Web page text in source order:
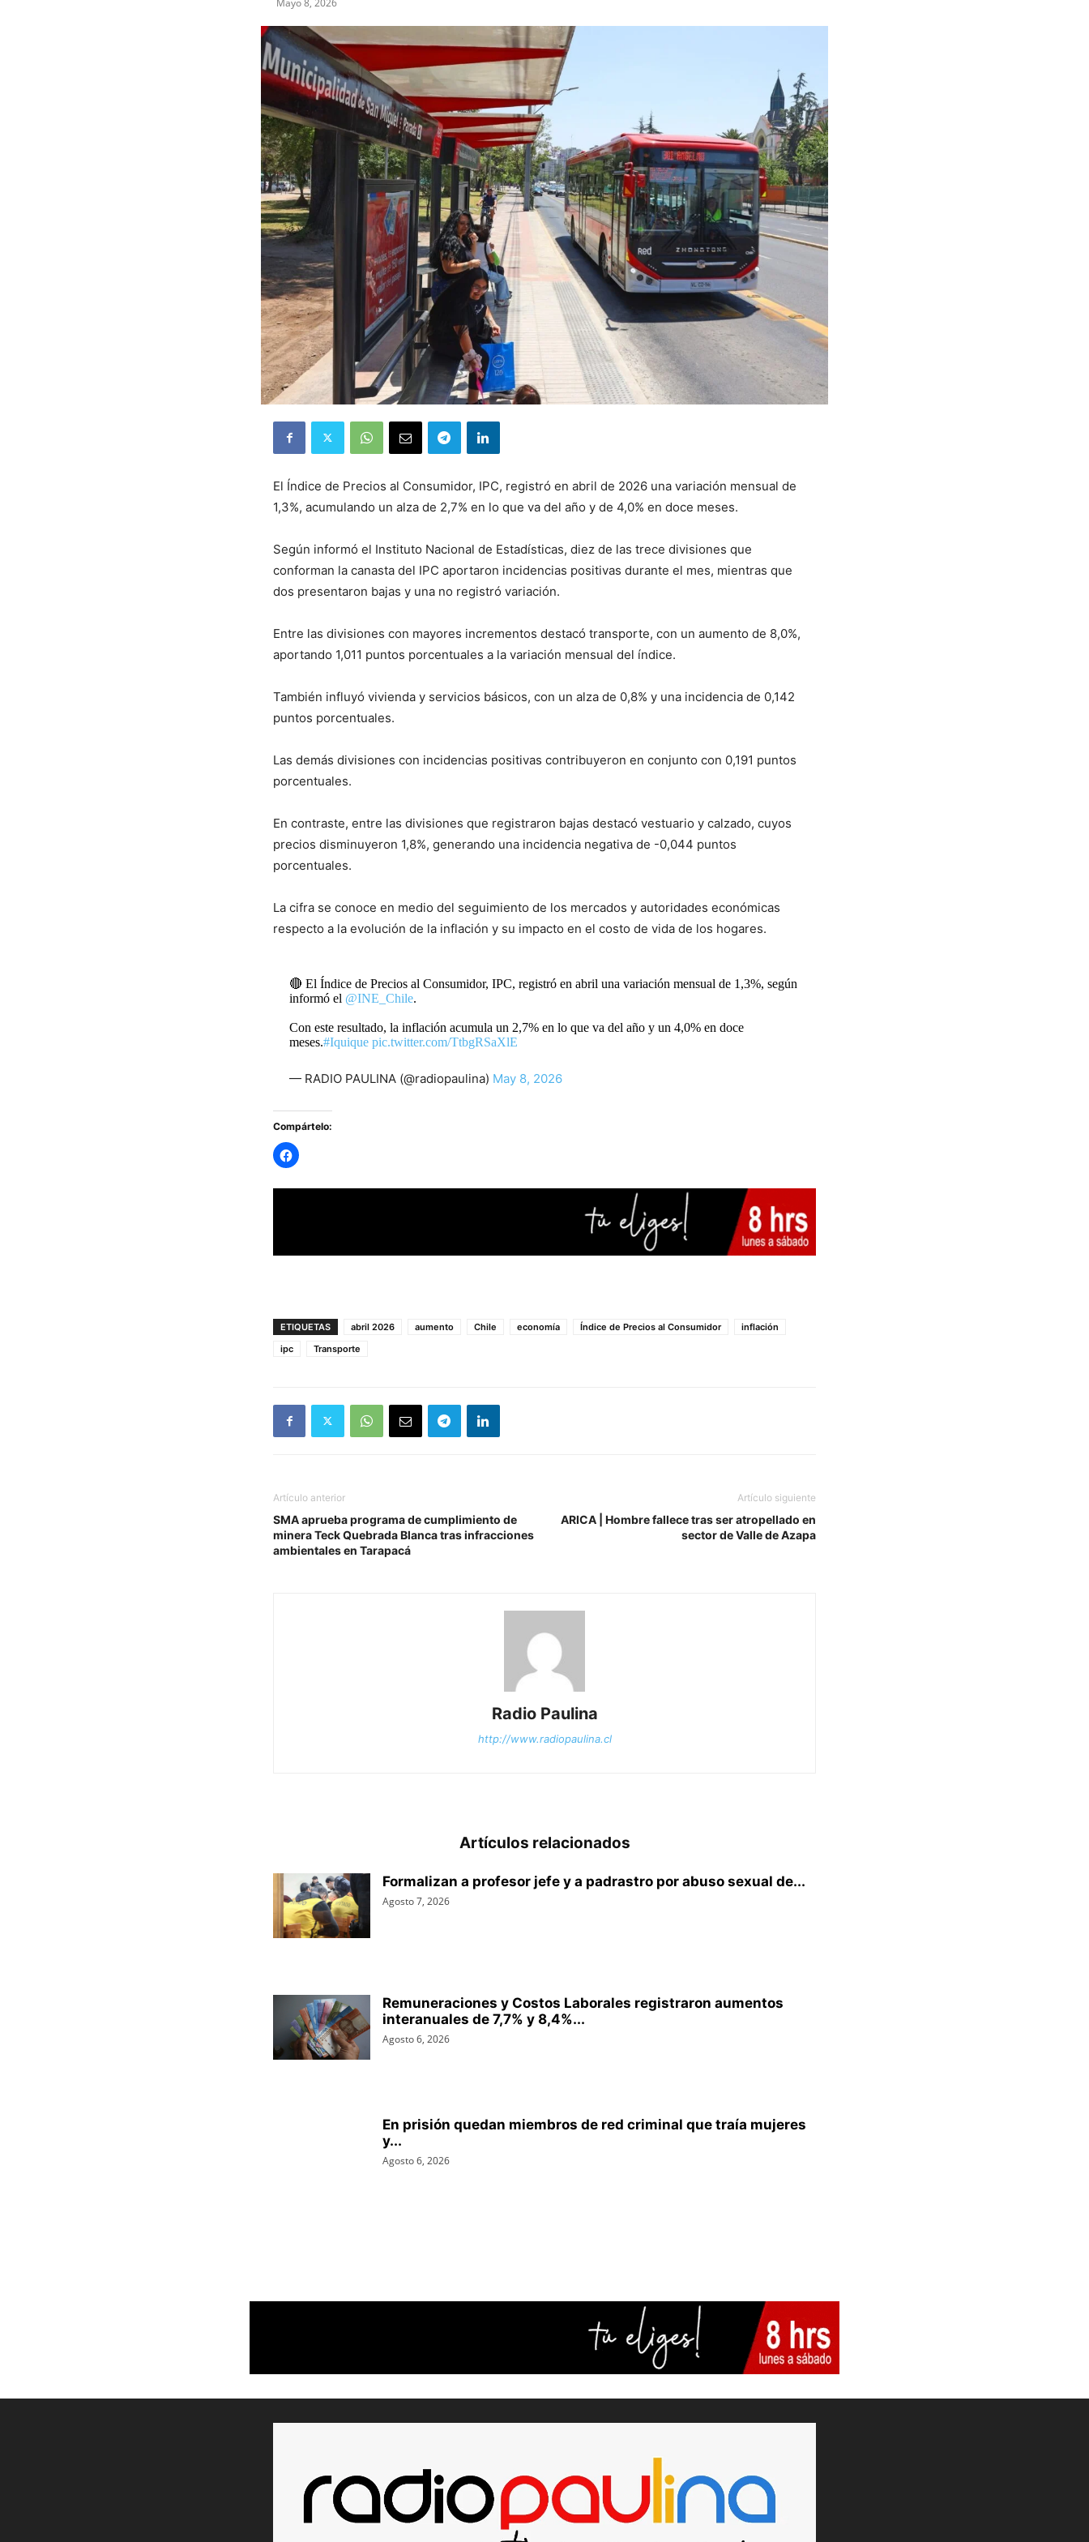
Mayo 8, 2026
El Índice de Precios al Consumidor, IPC, registró en abril de 2026 una variación mensual de
1,3%, acumulando un alza de 2,7% en lo que va del año y de 4,0% en doce meses.
Según informó el Instituto Nacional de Estadísticas, diez de las trece divisiones que
conforman la canasta del IPC aportaron incidencias positivas durante el mes, mientras que
dos presentaron bajas y una no registró variación.
Entre las divisiones con mayores incrementos destacó transporte, con un aumento de 8,0%,
aportando 1,011 puntos porcentuales a la variación mensual del índice.
También influyó vivienda y servicios básicos, con un alza de 0,8% y una incidencia de 0,142
puntos porcentuales.
Las demás divisiones con incidencias positivas contribuyeron en conjunto con 0,191 puntos
porcentuales.
En contraste, entre las divisiones que registraron bajas destacó vestuario y calzado, cuyos
precios disminuyeron 1,8%, generando una incidencia negativa de -0,044 puntos
porcentuales.
La cifra se conoce en medio del seguimiento de los mercados y autoridades económicas
respecto a la evolución de la inflación y su impacto en el costo de vida de los hogares.
🔴 El Índice de Precios al Consumidor, IPC, registró en abril una variación mensual de 1,3%, según
informó el @INE_Chile.
Con este resultado, la inflación acumula un 2,7% en lo que va del año y un 4,0% en doce
meses.#Iquique pic.twitter.com/TtbgRSaXlE
— RADIO PAULINA (@radiopaulina) May 8, 2026
Compártelo:
ETIQUETAS abril 2026 aumento Chile economía Índice de Precios al Consumidor
inflación
ipc
Transporte
Artículo anterior
SMA aprueba programa de cumplimiento de
minera Teck Quebrada Blanca tras infracciones
ambientales en Tarapacá
Artículo siguiente
ARICA | Hombre fallece tras ser atropellado en
sector de Valle de Azapa
Radio Paulina
http://www.radiopaulina.cl
Artículos relacionados
Formalizan a profesor jefe y a padrastro por abuso sexual de...
Agosto 7, 2026
Remuneraciones y Costos Laborales registraron aumentos
interanuales de 7,7% y 8,4%...
Agosto 6, 2026
En prisión quedan miembros de red criminal que traía mujeres
y...
Agosto 6, 2026